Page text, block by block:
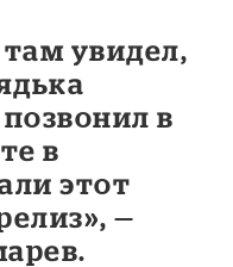
увидел,
в
в
этот
—